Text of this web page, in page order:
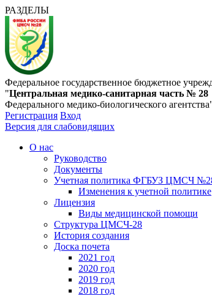
РАЗДЕЛЫ
Федеральное государственное бюджетное
"Центральная медико-санитарная часть № 28
Федерального медико-биологического
Регистрация Вход
Версия для слабовидящих
О нас
Руководство
Документы
Учетная политика ФГБУЗ ЦМСЧ
Изменения к учетной политике
Лицензия
Виды медицинской помощи
Структура ЦМСЧ-28
История создания
Доска почета
2021 год
2020 год
2019 год
2018 год